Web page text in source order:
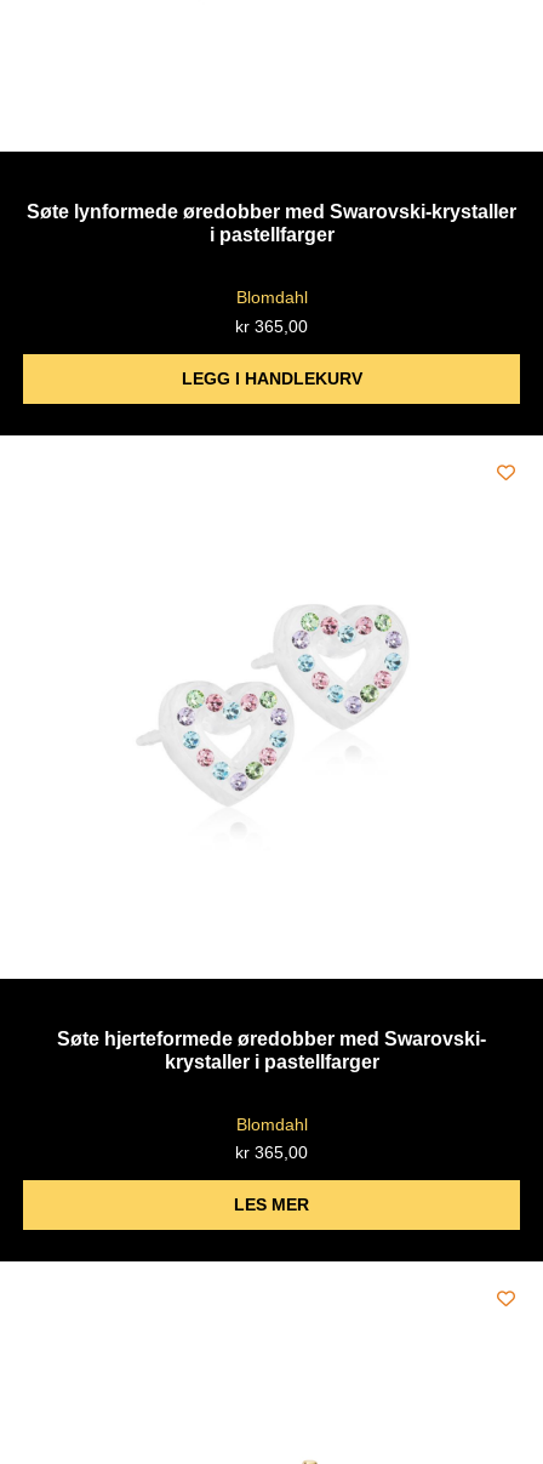
Søte lynformede øredobber med Swarovski-krystaller
i pastellfarger
Blomdahl
kr 365,00
LEGG I HANDLEKURV
Søte hjerteformede øredobber med Swarovski-
krystaller i pastellfarger
Blomdahl
kr 365,00
LES MER